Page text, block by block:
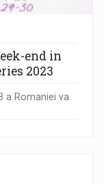
end in
2023
a Romaniei va